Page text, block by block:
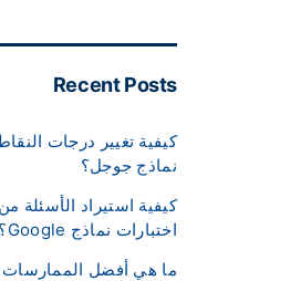
Recent Posts
كيفية تغيير درجات
نماذج جوجل؟
كيفية استيراد الأسئلة
اختبارات نماذج Google؟